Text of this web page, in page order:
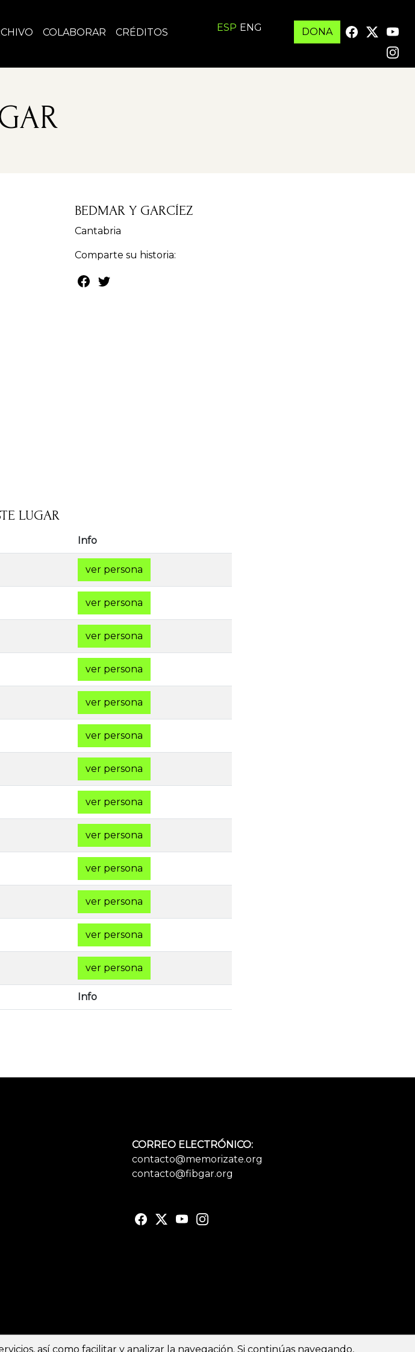
COLABORAR CRÉDITOS ESP ENG DONA
BEDMAR Y GARCÍEZ
Cantabria
Comparte su historia:
LUGAR
Info
ver persona
ver persona
ver persona
ver persona
ver persona
ver persona
ver persona
ver persona
ver persona
ver persona
ver persona
ver persona
ver persona
Info
CORREO ELECTRÓNICO:
contacto@memorizate.org
contacto@fibgar.org
Aviso legal y Política de privacidad-Política de cookies
así como facilitar y analizar la navegación. Si continúas navegando,